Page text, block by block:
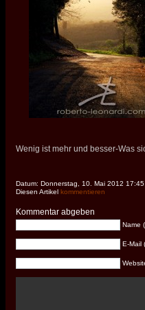
Wenig ist mehr und besser-Was
Datum: Donnerstag, 10. Mai 2012 17:45
Diesen Artikel kommentieren
Kommentar abgeben
Name
E-Mail